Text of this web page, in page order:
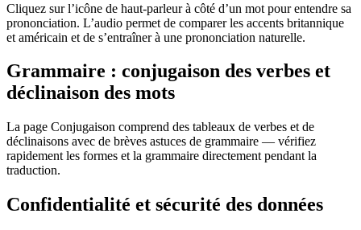
Cliquez sur l’icône de haut-parleur à côté d’un mot pour entendre sa
prononciation. L’audio permet de comparer les accents britannique
et américain et de s’entraîner à une prononciation naturelle.
Grammaire : conjugaison des verbes et
déclinaison des mots
La page Conjugaison comprend des tableaux de verbes et de
déclinaisons avec de brèves astuces de grammaire — vérifiez
rapidement les formes et la grammaire directement pendant la
traduction.
Confidentialité et sécurité des données